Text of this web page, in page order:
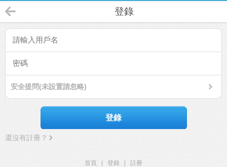
登錄
安全提問(未設置請忽略)
登錄
還沒有註冊？
首頁 登錄
註冊